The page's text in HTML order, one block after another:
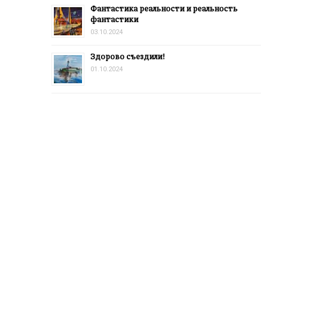
Фантастика реальности и реальность
фантастики
03.10.2024
Здорово съездили!
01.10.2024